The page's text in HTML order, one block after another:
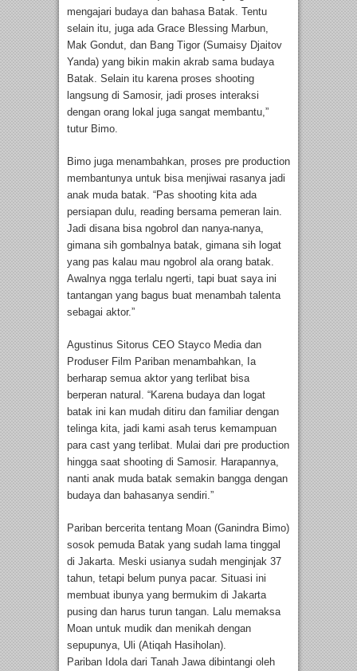
mengajari budaya dan bahasa Batak. Tentu
selain itu, juga ada Grace Blessing Marbun,
Mak Gondut, dan Bang Tigor (Sumaisy Djaitov
Yanda) yang bikin makin akrab sama budaya
Batak. Selain itu karena proses shooting
langsung di Samosir, jadi proses interaksi
dengan orang lokal juga sangat membantu,”
tutur Bimo.
Bimo juga menambahkan, proses pre production
membantunya untuk bisa menjiwai rasanya jadi
anak muda batak. “Pas shooting kita ada
persiapan dulu, reading bersama pemeran lain.
Jadi disana bisa ngobrol dan nanya-nanya,
gimana sih gombalnya batak, gimana sih logat
yang pas kalau mau ngobrol ala orang batak.
Awalnya ngga terlalu ngerti, tapi buat saya ini
tantangan yang bagus buat menambah talenta
sebagai aktor.”
Agustinus Sitorus CEO Stayco Media dan
Produser Film Pariban menambahkan, Ia
berharap semua aktor yang terlibat bisa
berperan natural. “Karena budaya dan logat
batak ini kan mudah ditiru dan familiar dengan
telinga kita, jadi kami asah terus kemampuan
para cast yang terlibat. Mulai dari pre production
hingga saat shooting di Samosir. Harapannya,
nanti anak muda batak semakin bangga dengan
budaya dan bahasanya sendiri.”
Pariban bercerita tentang Moan (Ganindra Bimo)
sosok pemuda Batak yang sudah lama tinggal
di Jakarta. Meski usianya sudah menginjak 37
tahun, tetapi belum punya pacar. Situasi ini
membuat ibunya yang bermukim di Jakarta
pusing dan harus turun tangan. Lalu memaksa
Moan untuk mudik dan menikah dengan
sepupunya, Uli (Atiqah Hasiholan).
Pariban Idola dari Tanah Jawa dibintangi oleh